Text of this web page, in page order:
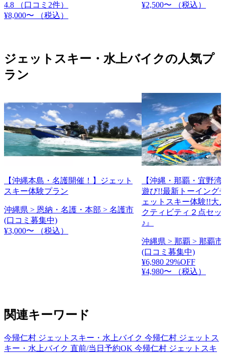
4.8
（口コミ2件）
¥8,000〜
（税込）
¥2,500〜
（税込）
ジェットスキー・水上バイクの人気プ
ラン
【沖縄本島・名護開催！】ジェット
スキー体験プラン
沖縄県 > 恩納・名護・本部 > 名護市
(口コミ募集中)
¥3,000〜
（税込）
【沖縄・那覇・宜野
遊び!!最新トーイング
ェットスキー体験!!大
クティビティ２点セ
♪』
沖縄県 > 那覇 > 那覇市
(口コミ募集中)
¥6,980 29%OFF
¥4,980〜
（税込）
関連キーワード
今帰仁村 ジェットスキー・水上バイク 今帰仁村 ジェットス
キー・水上バイク 直前/当日予約OK 今帰仁村 ジェットスキ